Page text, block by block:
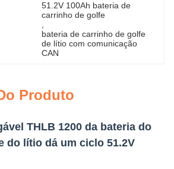
51.2V 100Ah bateria de
carrinho de golfe
bateria de carrinho de golfe
de lítio com comunicação
CAN
Produto
THLB 1200 da bateria do
do lítio dá um ciclo 51.2V